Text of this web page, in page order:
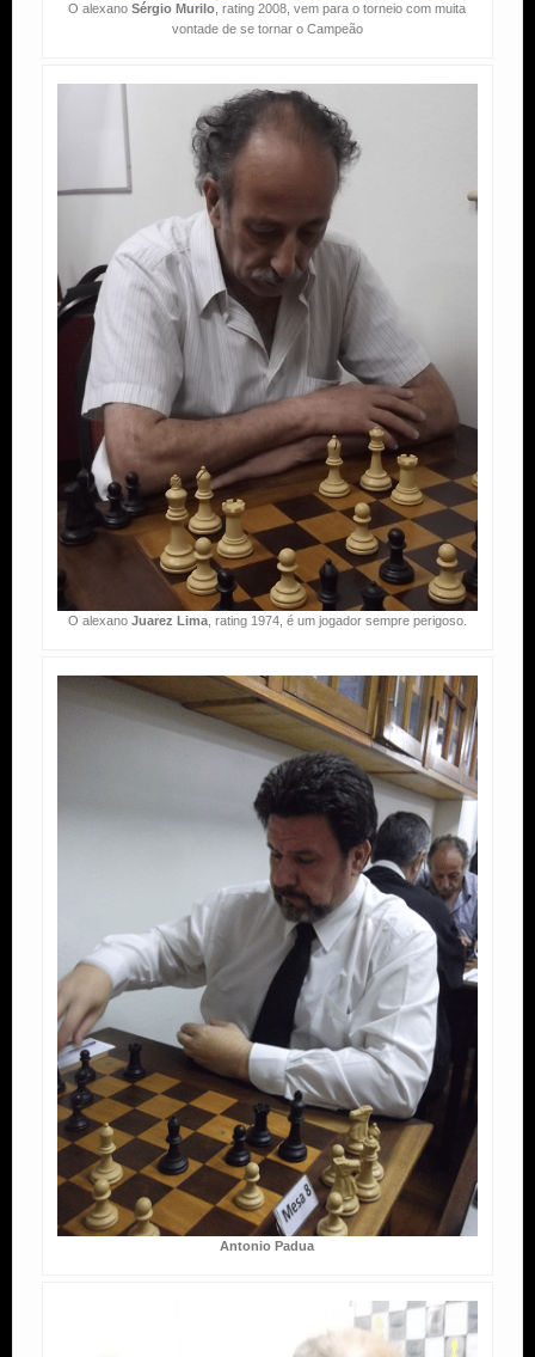
O alexano Sérgio Murilo , rating 2008, vem para o torneio com muita
vontade de se tornar o Campeão
O alexano Juarez Lima, rating 1974, é um jogador sempre perigoso.
Antonio Padua